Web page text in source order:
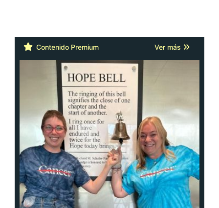
Contenido Premium Ver más